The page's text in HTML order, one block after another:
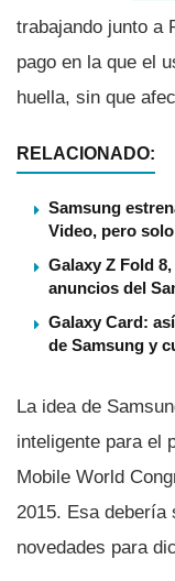
trabajando junto a
pago en la que el
huella, sin que
RELACIONADO:
Samsung
Video, pero
Galaxy Z Fold
anuncios del
Galaxy Card:
de Samsung y
La idea de
inteligente para el
Mobile World
2015. Esa deberí­a
novedades para